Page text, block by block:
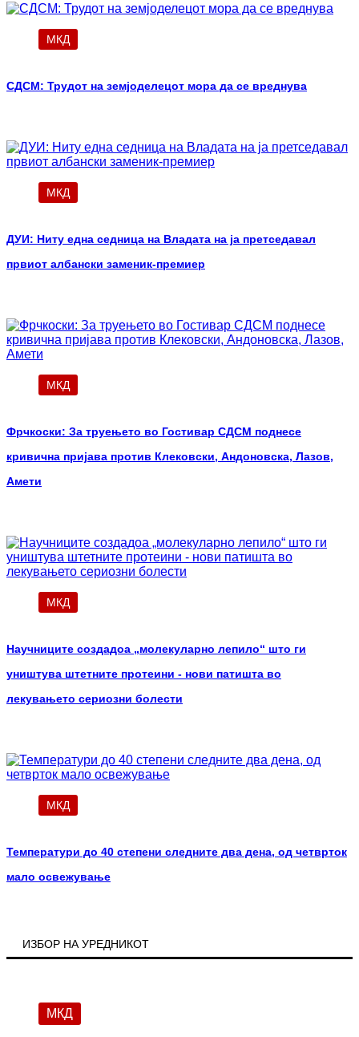
МКД
СДСМ: Трудот на земјоделецот мора да се вреднува
МКД
ДУИ: Ниту една седница на Владата на ја претседавал
првиот албански заменик-премиер
МКД
Фрчкоски: За труењето во Гостивар СДСМ поднесе
кривична пријава против Клековски, Андоновска, Лазов,
Амети
МКД
Научниците создадоа „молекуларно лепило“ што ги
уништува штетните протеини - нови патишта во
лекувањето сериозни болести
МКД
Температури до 40 степени следните два дена, од четврток
мало освежување
ИЗБОР НА УРЕДНИКОТ
МКД